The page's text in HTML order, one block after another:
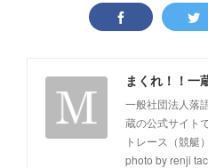
一般社団法人
蔵の公式サイト
トレース（競艇
photo by renji